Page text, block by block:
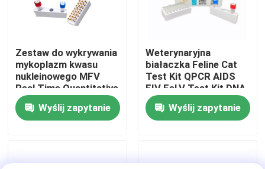
Wycieczka po fabryce
Kontrola jakości
Skontaktuj się z nami
Sprawy
Zestaw do wykrywania
mykoplazm kwasu
nukleinowego MFV
Real Time Quantitative
PCR
Wyślij zapytanie
Weterynaryjna
białaczka Feline Cat
Test Kit QPCR AIDS
FIV FeLV Test Kit DNA
Taq
Wyślij zapytanie